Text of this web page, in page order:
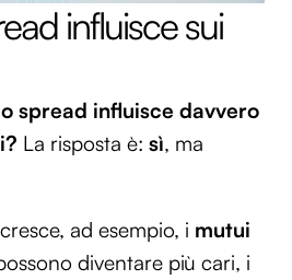
influisce sui
spread influisce davvero
La risposta è: sì, ma
ad esempio, i mutui
diventare più cari, i